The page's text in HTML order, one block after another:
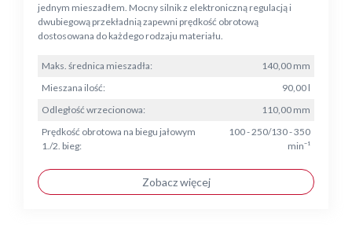
jednym mieszadłem. Mocny silnik z elektroniczną regulacją i
dwubiegową przekładnią zapewni prędkość obrotową
dostosowana do każdego rodzaju materiału.
Maks. średnica mieszadła:
140,00 mm
Mieszana ilość:
90,00 l
Odległość wrzecionowa:
110,00 mm
Prędkość obrotowa na biegu jałowym
1./2. bieg:
100 - 250/130 - 350
min⁻¹
Zobacz więcej